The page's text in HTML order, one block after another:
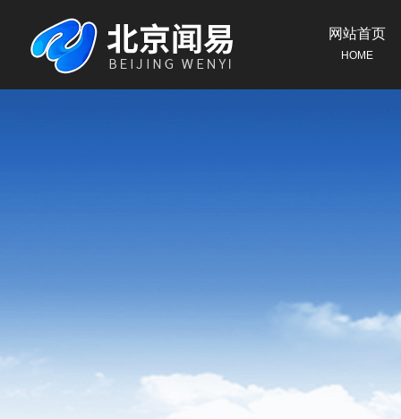
网站首页
HOME